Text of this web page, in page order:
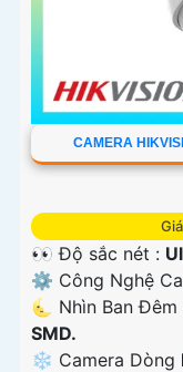
CAMERA
👀 Độ sắc nét :
⚙ Công Nghệ
🌜 Nhìn Ban Đêm
SMD.
❄ Camera Dòng